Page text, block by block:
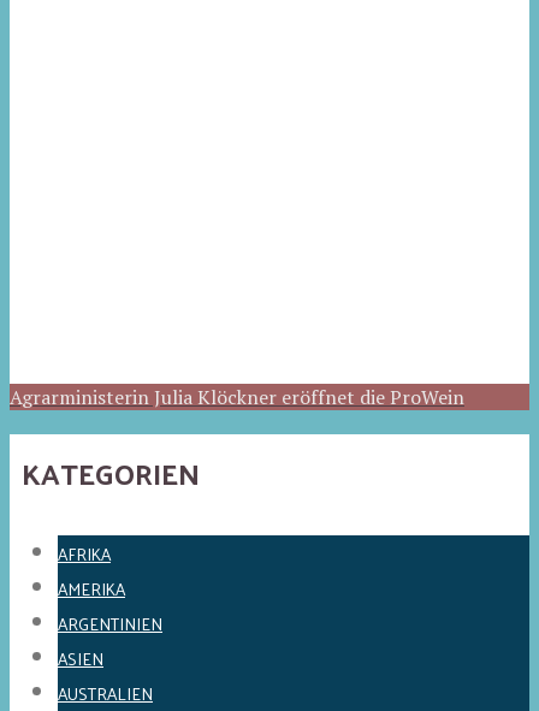
Agrarministerin Julia Klöckner eröffnet die ProWein
KATEGORIEN
AFRIKA
AMERIKA
ARGENTINIEN
ASIEN
AUSTRALIEN